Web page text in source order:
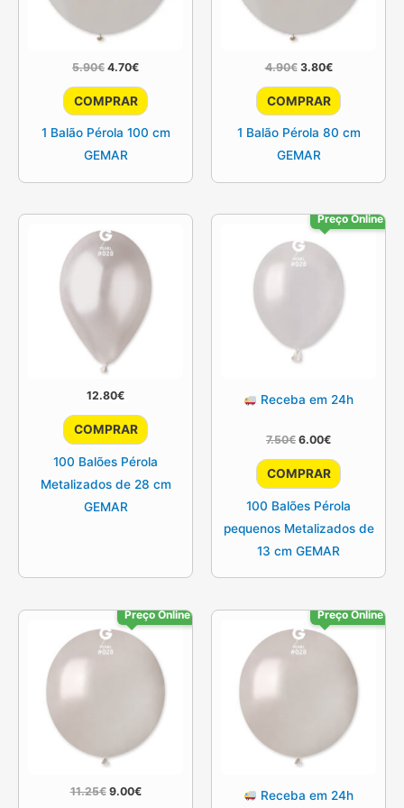
5.90€ O
original
era:
4.70€O
atual
é:
COMPRAR
1 Balão Pérola 100 cm
GEMAR
4.90€ O
original
era:
3.80€O
atual
é:
COMPRAR
1 Balão Pérola 80 cm
GEMAR
12.80€
COMPRAR
100 Balões Pérola
Metalizados de 28 cm
GEMAR
Preço Online
Receba em 24h
7.50€ O
original
era:
6.00€O
atual
é:
COMPRAR
100 Balões Pérola
pequenos Metalizados de
13 cm GEMAR
Preço Online
11.25€ O
9.00€O
Preço Online
Receba em 24h